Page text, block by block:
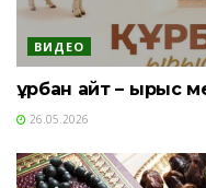
ВИДЕО
Құрбан айт – ырыс
26.05.2026